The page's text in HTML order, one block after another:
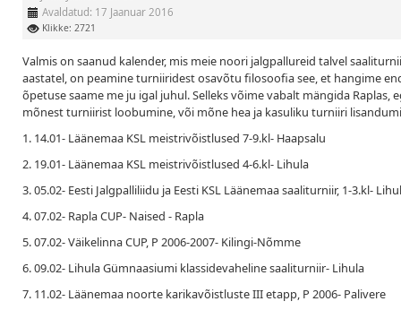
Avaldatud: 17 Jaanuar 2016
Klikke: 2721
Valmis on saanud kalender, mis meie noori jalgpallureid talvel
aastatel, on peamine turniiridest osavõtu filosoofia see, et hangime
õpetuse saame me ju igal juhul. Selleks võime vabalt mängida
mõnest turniirist loobumine, või mõne hea ja kasuliku turniiri
1. 14.01- Läänemaa KSL meistrivõistlused 7-9.kl- Haapsalu
2. 19.01- Läänemaa KSL meistrivõistlused 4-6.kl- Lihula
3. 05.02- Eesti Jalgpalliliidu ja Eesti KSL Läänemaa saaliturniir, 1-3.kl-
4. 07.02- Rapla CUP- Naised - Rapla
5. 07.02- Väikelinna CUP, P 2006-2007- Kilingi-Nõmme
6. 09.02- Lihula Gümnaasiumi klassidevaheline saaliturniir- Lihula
7. 11.02- Läänemaa noorte karikavõistluste III etapp, P 2006- Palivere